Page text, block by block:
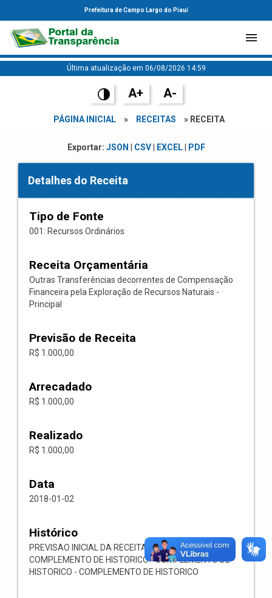
Prefeitura de Campo Largo do Piauí
Última atualização em 06/08/2026 14:59
A+ A-
PÁGINA INICIAL » RECEITAS » RECEITA
Exportar: JSON CSV| EXCEL| PDF
Detalhes do Receita
Tipo de Fonte
001: Recursos Ordinários
Receita Orçamentária
Outras Transferências decorrentes de Compensação
Financeira pela Exploração de Recursos Naturais -
Principal
Previsão de Receita
R$ 1.000,00
Arrecadado
R$ 1.000,00
Realizado
R$ 1.000,00
Data
2018-01-02
Histórico
PREVISAO INICIAL DA RECEITA ORCAMENTARIA
COMPLEMENTO DE HISTORICO - COMPLEMENTO DE
HISTORICO - COMPLEMENTO DE HISTORICO